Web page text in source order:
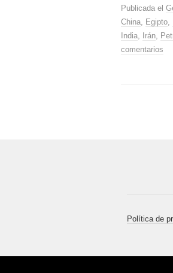
Publicada el
China, Egipto,
India, Irán,
comentarios
Política de